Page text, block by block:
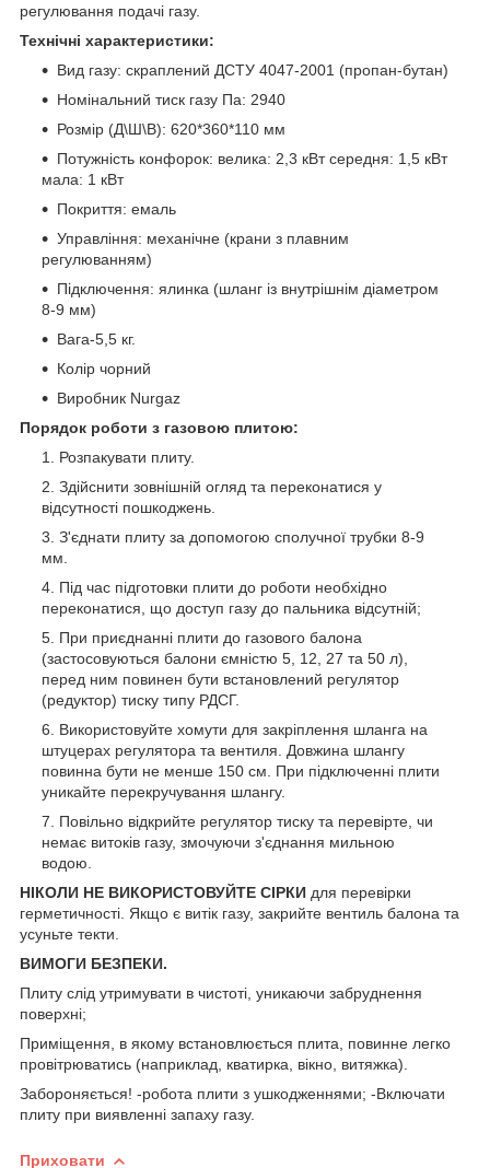
регулювання подачі газу.
Технічні характеристики:
Вид газу: скраплений ДСТУ 4047-2001 (пропан-бутан)
Номінальний тиск газу Па: 2940
Розмір (Д\Ш\В): 620*360*110 мм
Потужність конфорок: велика: 2,3 кВт середня: 1,5 кВт
мала: 1 кВт
Покриття: емаль
Управління: механічне (крани з плавним
регулюванням)
Підключення: ялинка (шланг із внутрішнім діаметром
8-9 мм)
Вага-5,5 кг.
Колір чорний
Виробник Nurgaz
Порядок роботи з газовою плитою:
Розпакувати плиту.
Здійснити зовнішній огляд та переконатися у
відсутності пошкоджень.
З'єднати плиту за допомогою сполучної трубки 8-9
мм.
Під час підготовки плити до роботи необхідно
переконатися, що доступ газу до пальника відсутній;
При приєднанні плити до газового балона
(застосовуються балони ємністю 5, 12, 27 та 50 л),
перед ним повинен бути встановлений регулятор
(редуктор) тиску типу РДСГ.
Використовуйте хомути для закріплення шланга на
штуцерах регулятора та вентиля. Довжина шлангу
повинна бути не менше 150 см. При підключенні плити
уникайте перекручування шлангу.
Повільно відкрийте регулятор тиску та перевірте, чи
немає витоків газу, змочуючи з'єднання мильною
водою.
НІКОЛИ НЕ ВИКОРИСТОВУЙТЕ СІРКИ для перевірки
герметичності. Якщо є витік газу, закрийте вентиль балона та
усуньте текти.
ВИМОГИ БЕЗПЕКИ.
Плиту слід утримувати в чистоті, уникаючи забруднення
поверхні;
Приміщення, в якому встановлюється плита, повинне легко
провітрюватись (наприклад, кватирка, вікно, витяжка).
Забороняється! -робота плити з ушкодженнями; -Включати
плиту при виявленні запаху газу.
Приховати